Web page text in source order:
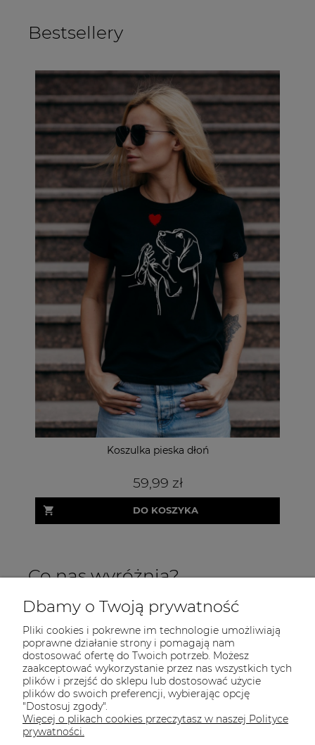
Bestsellery
Koszulka pieska dłoń
59,99 zł
DO KOSZYKA
Co nas wyróżnia?
INFORMACJE
Dbamy o Twoją prywatność
Pliki cookies i pokrewne im technologie umożliwiają
poprawne działanie strony i pomagają nam
dostosować ofertę do Twoich potrzeb. Możesz
zaakceptować wykorzystanie przez nas wszystkich tych
plików i przejść do sklepu lub dostosować użycie
plików do swoich preferencji, wybierając opcję
"Dostosuj zgody".
Więcej o plikach cookies przeczytasz w naszej Polityce
prywatności.